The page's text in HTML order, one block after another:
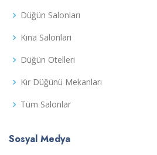
Düğün Salonları
Kına Salonları
Düğün Otelleri
Kır Düğünü Mekanları
Tüm Salonlar
Sosyal Medya